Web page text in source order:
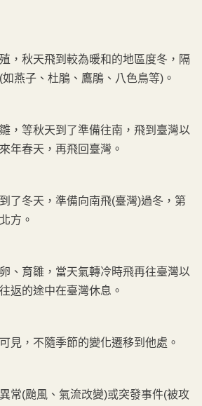
，秋天飛到較為暖和的地區度冬，隔
燕子、杜鵑、鷹鵑、八色鳥等)。
，等秋天到了準備往南，飛到臺灣以
年春天，再飛回臺灣。
了冬天，準備向南飛(臺灣)過冬，第
方。
、育雛，當天氣轉冷時飛再往臺灣以
返的途中在臺灣休息。
見，不隨季節的變化遷移到他處。
常(颱風、氣流改變)或突發事件(被攻